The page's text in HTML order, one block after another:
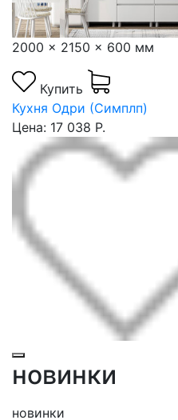
2000 x 2150 x 600 мм
Купить
Кухня Одри (Симплп)
Цена: 17 038 Р.
новинки
новинки